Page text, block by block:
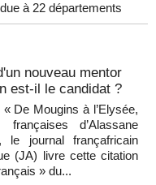
en Ukraine et en
les Etats-Unis acceptent
nouveau mentor
est-il le candidat ?
De Mougins à l’Elysée,
d’Alassane
le journal françafricain
(JA) livre cette citation
» du...